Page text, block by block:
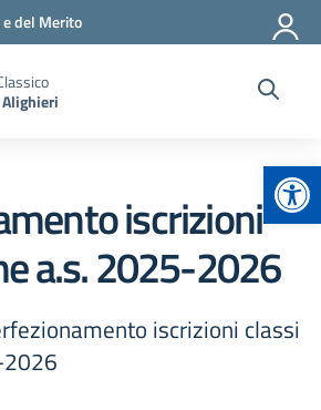
del Merito
iscrizioni
a.s. 2025-2026
iscrizioni classi